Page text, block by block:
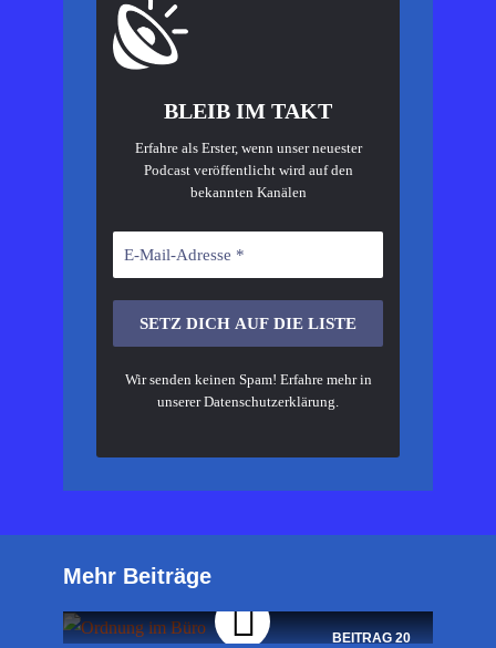
BLEIB IM TAKT
Erfahre als Erster, wenn unser neuester
Podcast veröffentlicht wird auf den
bekannten Kanälen
Wir senden keinen Spam! Erfahre mehr in
unsererDatenschutzerklärung
Mehr Beiträge
BEITRAG 20